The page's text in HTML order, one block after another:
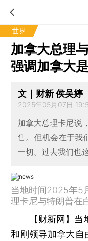
世界
加拿大总理
强调加拿大
文｜财新 侯吴婷
2025年05月07日
加拿大总理卡尼说
售。但机会在于我
一切。过去我们也
当地时间2025年5
理卡尼与特朗普在
【财新网】 当
和刚领导加拿大自